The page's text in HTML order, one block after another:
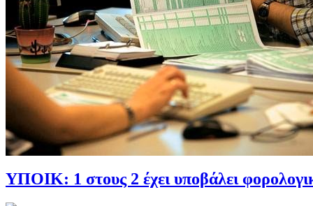
ΥΠΟΙΚ: 1 στους 2 έχει υποβάλει